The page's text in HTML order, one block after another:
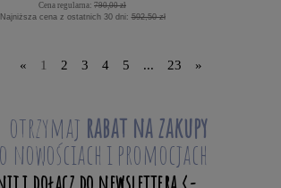
Cena regularna: 790,00 zł
Najniższa cena z ostatnich 30 dni:592,50 zł
« 1 2 3 4 5 ... 23 »
otrzymaj rabat na zakupy
i promocjach